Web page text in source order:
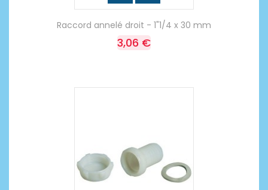
Raccord annelé droit - 1"1/4 x 30 mm
3,06 €